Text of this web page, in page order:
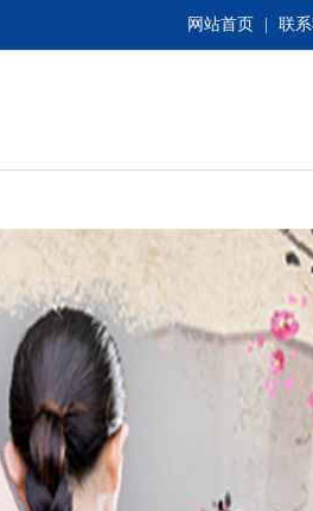
网站首页 联